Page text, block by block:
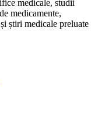
medicale, studii
medicamente,
știri medicale preluate